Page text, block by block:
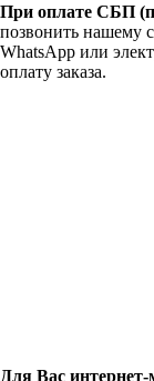
При оплате СБП
позвонить нашему
WhatsApp или
оплату заказа.
Для Вас